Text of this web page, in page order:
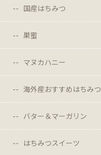
国産はちみつ
巣蜜
マヌカハニー
海外産おすすめはちみつ
バター＆マーガリン
はちみつスイーツ